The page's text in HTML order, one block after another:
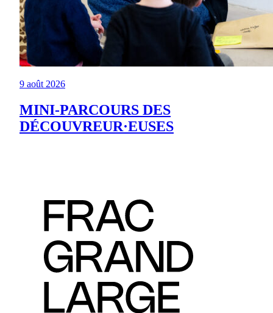
9 août 2026
MINI-PARCOURS DES
DÉCOUVREUR·EUSES